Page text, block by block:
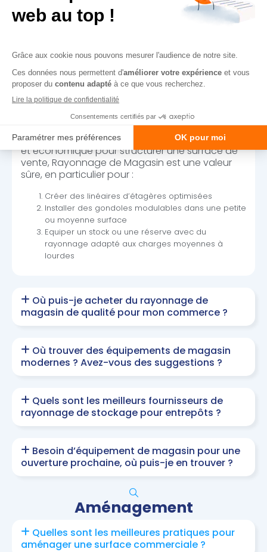
Fournisseurs
Pouvez-vous me recommander des
fournisseurs fiables pour l’équipement de mon
commerce ?
Si vous cherchez du mobilier robuste, pratique,
et économique pour structurer une surface de
vente, Rayonnage de Magasin est une valeur
sûre, en particulier pour :
Créer des linéaires d’étagères optimisées
Installer des gondoles modulables dans une petite
ou moyenne surface
Equiper un stock ou une réserve avec du
rayonnage adapté aux charges moyennes à
lourdes
Où puis-je acheter du rayonnage de
magasin de qualité pour mon commerce ?
Où trouver des équipements de magasin
modernes ? Avez-vous des suggestions ?
Quels sont les meilleurs fournisseurs de
rayonnage de stockage pour entrepôts ?
Besoin d’équipement de magasin pour une
ouverture prochaine, où puis-je en trouver ?
Aménagement
Quelles sont les meilleures pratiques pour
aménager une surface commerciale ?